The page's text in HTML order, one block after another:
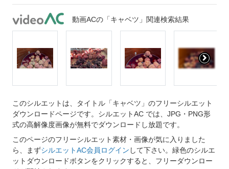
動画ACの「キャベツ」関連検索結果
このシルエットは、タイトル「キャベツ」のフリーシルエット
ダウンロードページです。シルエットAC では、JPG・PNG形
式の高解像度画像が無料でダウンロードし放題です。
このページのフリーシルエット素材・画像が気に入りました
ら、まずシルエットAC会員ログイン して下さい。緑色のシルエ
ットダウンロードボタンをクリックすると、フリーダウンロー